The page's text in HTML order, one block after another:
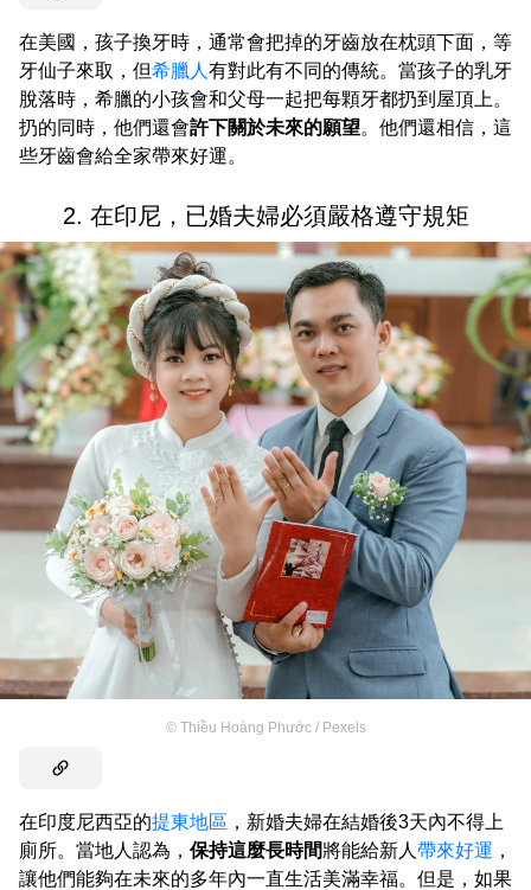
在美國，孩子換牙時，通常會把掉的牙齒放在枕頭下面，等
牙仙子來取，但希臘人 有對此有不同的傳統。當孩子的乳牙
脫落時，希臘的小孩會和父母一起把每顆牙都扔到屋頂上。
扔的同時，他們還會許下關於未來的願望。他們還相信，這
些牙齒會給全家帶來好運。
2. 在印尼，已婚夫婦必須嚴格遵守規矩
© Thiều Hoàng Phước / Pexels
在印度尼西亞的提東地區 ，新婚夫婦在結婚後3天內不得上
廁所。當地人認為， 保持這麼長時間將能給新人 帶來好運 ，
讓他們能夠在未來的多年內一直生活美滿幸福。但是，如果